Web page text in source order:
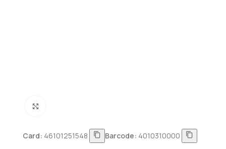
Card: 46101251548 Barcode: 4010310000